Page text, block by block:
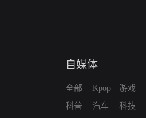
自媒体
全部
科普
Kpop
汽车
游戏
科技